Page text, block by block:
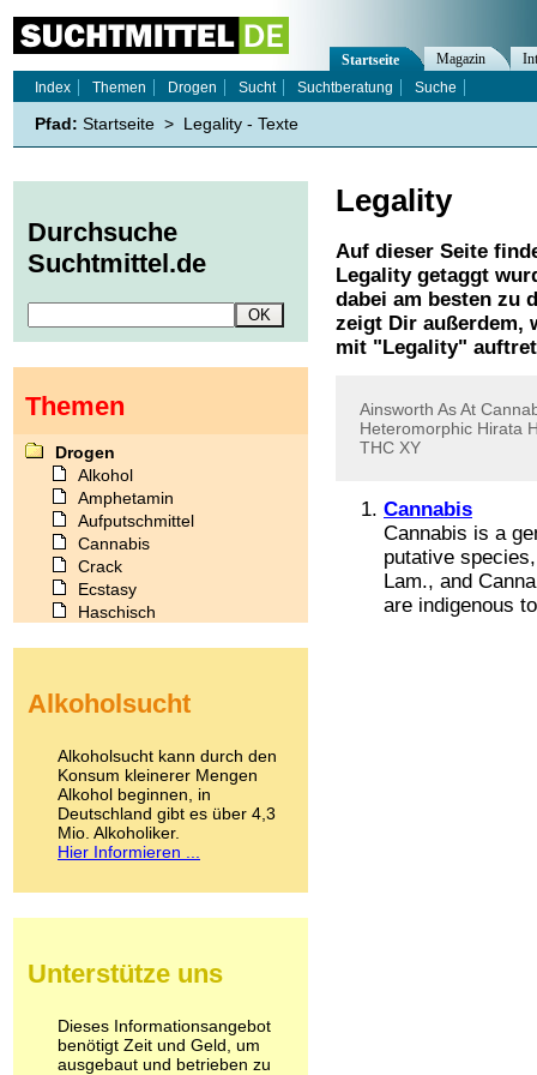
Legality
Auf dieser Seite
Legalitygetaggt
dabei am besten zu
zeigt Dir außerdem,
mit " Legality"
Ainsworth AsAt
Heteromorphic Hirata
THC XY
Cannabis
Cannabis is a
putative
Lam., and
are indigenous
Startseite Magazin
Index
Themen Drogen Sucht Suchtberatung Suche
Pfad: Startseite > Legality - Texte
Durchsuche
Suchtmittel.de
Themen
Drogen
Alkohol
Amphetamin
Aufputschmittel
Cannabis
Crack
Ecstasy
Haschisch
Kokain
LSD
Marihuana
Medikamente
Meskalin
Metamphetamin
Methadon
Pilze
Psychopharmaka
Schlafmittel
Schmerzmittel
Alkoholsucht
Alkoholsucht kann durch den
Konsum kleinerer Mengen
Alkohol beginnen, in
Deutschland gibt es über 4,3
Mio. Alkoholiker.
Hier Informieren ...
Unterstütze uns
Dieses Informationsangebot
benötigt Zeit und Geld, um
ausgebaut und betrieben zu